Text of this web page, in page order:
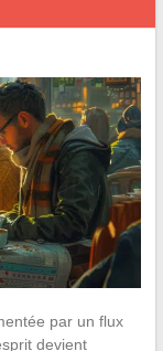
par un flux
devient